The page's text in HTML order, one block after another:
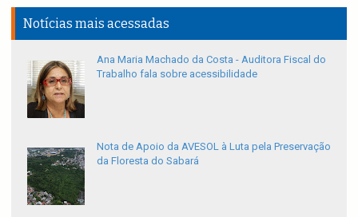
Notícias mais acessadas
Ana Maria Machado da Costa - Auditora Fiscal do
Trabalho fala sobre acessibilidade
Nota de Apoio da AVESOL à Luta pela Preservação
da Floresta do Sabará